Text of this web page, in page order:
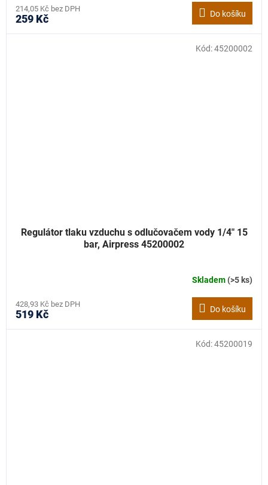
214,05 Kč bez DPH
259 Kč Do košíku
Regulátor tlaku vzduchu s odlučovačem vody 1/4" 15
bar, Airpress 45200002
Skladem(>5 ks)
428,93 Kč bez DPH
519 Kč Do košíku
Kód:45200002
Kód:45200019